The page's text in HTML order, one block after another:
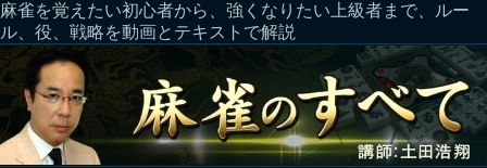
麻雀を覚えたい初心者から、強くなりたい上級者まで、ルー
ル、役、戦略を動画とテキストで解説